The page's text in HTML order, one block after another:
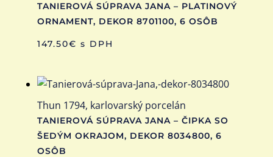
TANIEROVÁ SÚPRAVA JANA – PLATINOVÝ
ORNAMENT, DEKOR 8701100, 6 OSÔB
147.50€ s DPH
Thun 1794, karlovarský porcelán
TANIEROVÁ SÚPRAVA JANA – ČIPKA SO
ŠEDÝM OKRAJOM, DEKOR 8034800, 6
OSÔB